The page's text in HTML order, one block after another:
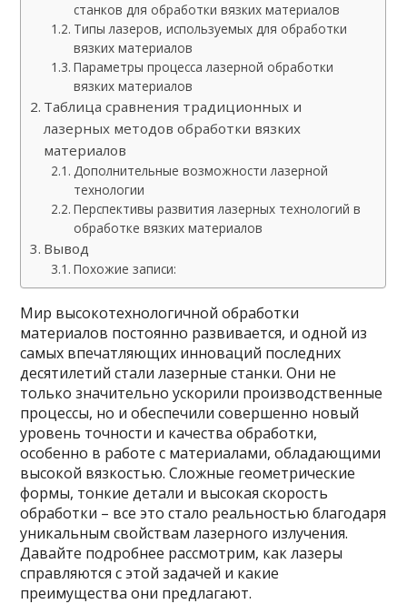
станков для обработки вязких материалов
Типы лазеров, используемых для обработки
вязких материалов
Параметры процесса лазерной обработки
вязких материалов
Таблица сравнения традиционных и
лазерных методов обработки вязких
материалов
Дополнительные возможности лазерной
технологии
Перспективы развития лазерных технологий в
обработке вязких материалов
Вывод
Похожие записи:
Мир высокотехнологичной обработки
материалов постоянно развивается, и одной из
самых впечатляющих инноваций последних
десятилетий стали лазерные станки. Они не
только значительно ускорили производственные
процессы, но и обеспечили совершенно новый
уровень точности и качества обработки,
особенно в работе с материалами, обладающими
высокой вязкостью. Сложные геометрические
формы, тонкие детали и высокая скорость
обработки – все это стало реальностью благодаря
уникальным свойствам лазерного излучения.
Давайте подробнее рассмотрим, как лазеры
справляются с этой задачей и какие
преимущества они предлагают.